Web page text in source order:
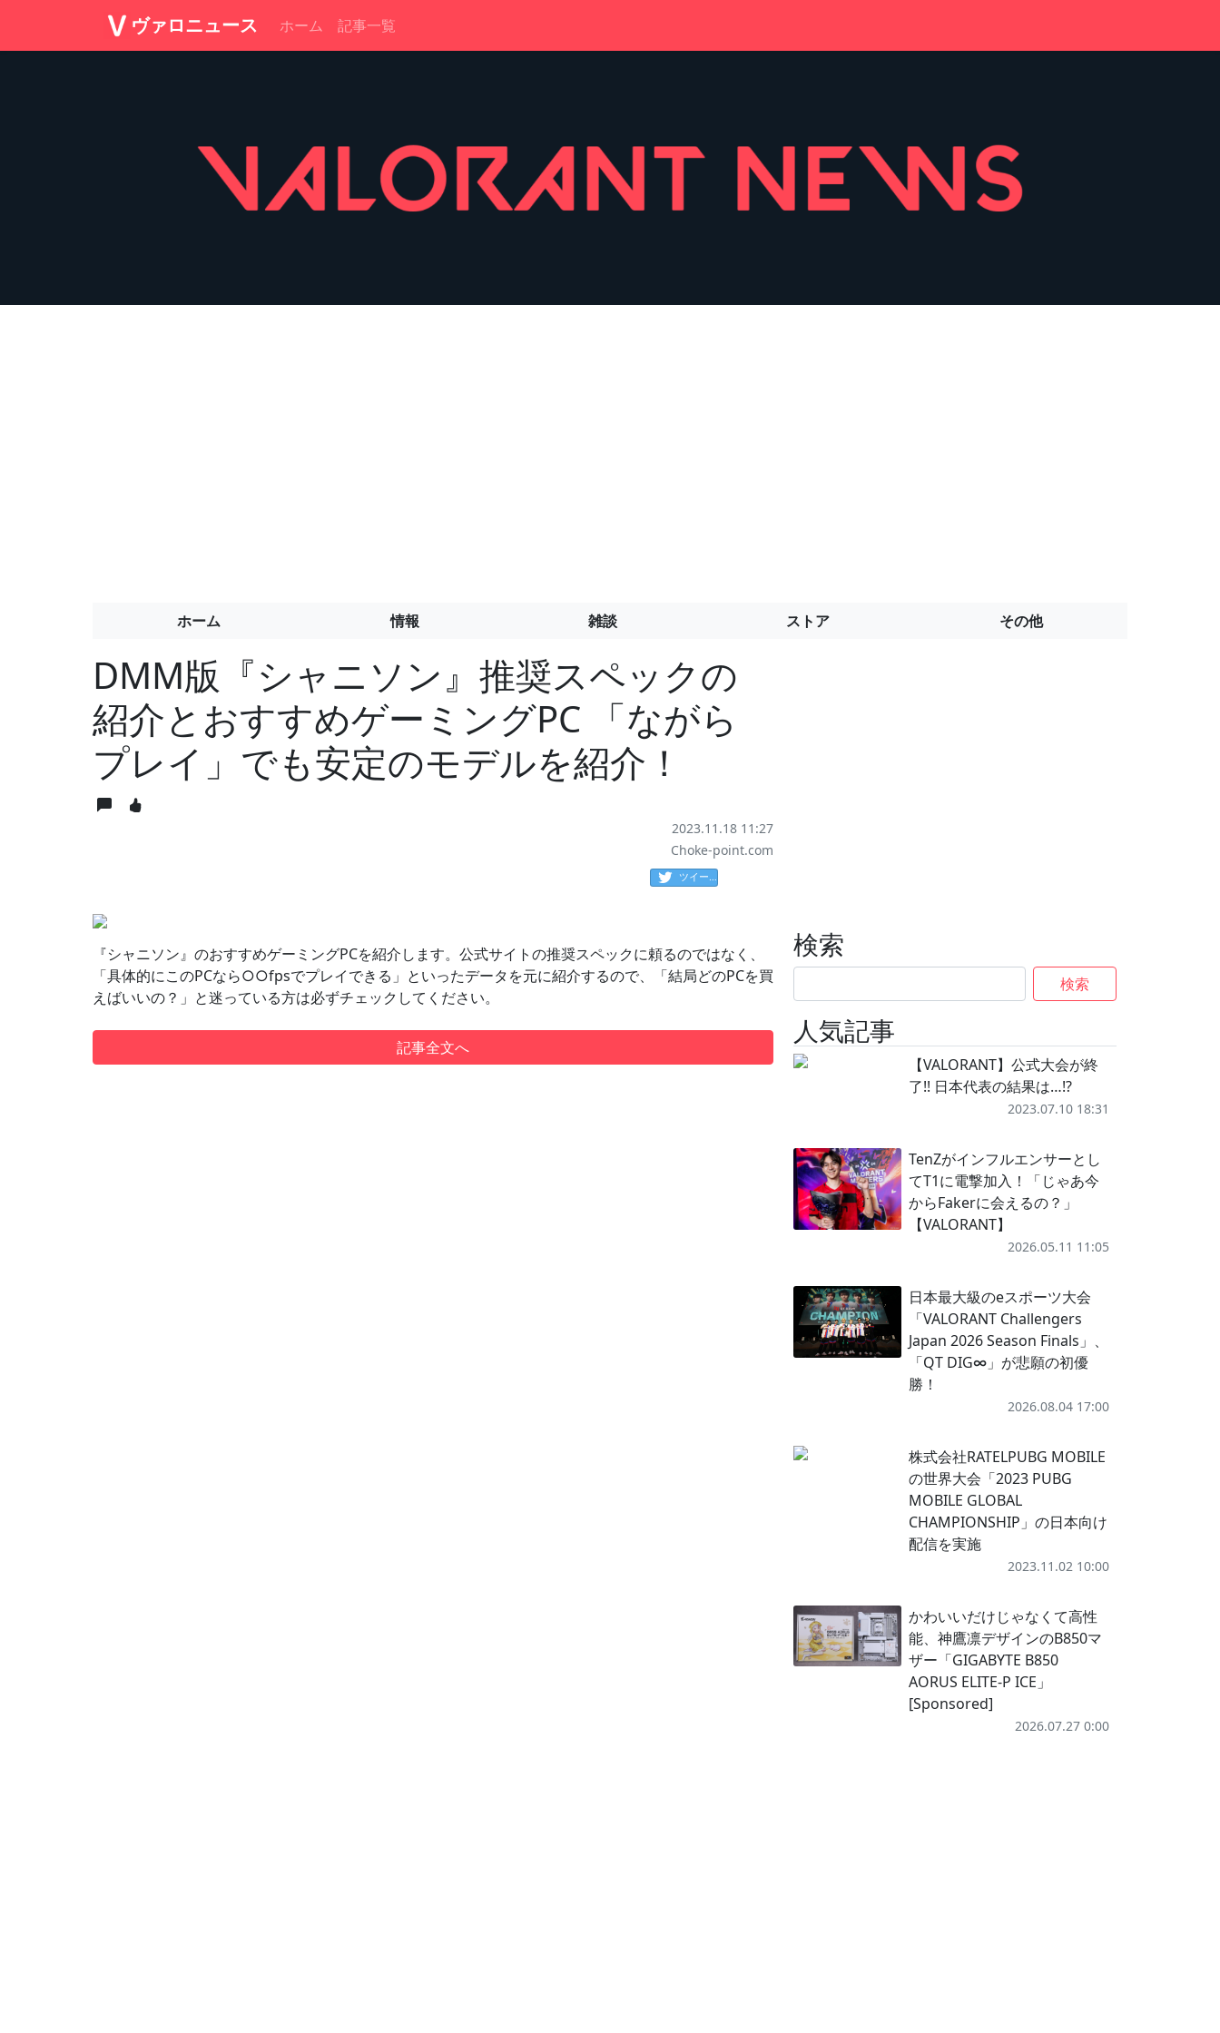
ヴァロニュース ホーム 記事一覧
ホーム 情報 雑談 ストア その他
DMM版『シャニソン』推奨スペックの
紹介とおすすめゲーミングPC 「ながら
プレイ」でも安定のモデルを紹介！
2023.11.18 11:27
Choke-point.com
ツイート
『シャニソン』のおすすめゲーミングPCを紹介します。公式サイトの推奨スペックに頼るのではなく、
「具体的にこのPCなら○○fpsでプレイできる」といったデータを元に紹介するので、「結局どのPCを買
えばいいの？」と迷っている方は必ずチェックしてください。
記事全文へ
検索
検索
人気記事
【VALORANT】公式大会が終
了!! 日本代表の結果は…!?
2023.07.10 18:31
TenZがインフルエンサーとし
てT1に電撃加入！「じゃあ今
からFakerに会えるの？」
【VALORANT】
2026.05.11 11:05
日本最大級のeスポーツ大会
「VALORANT Challengers
Japan 2026 Season Finals」、
「QT DIG∞」が悲願の初優
勝！
2026.08.04 17:00
株式会社RATELPUBG MOBILE
の世界大会「2023 PUBG
MOBILE GLOBAL
CHAMPIONSHIP」の日本向け
配信を実施
2023.11.02 10:00
かわいいだけじゃなくて高性
能、神鷹凛デザインのB850マ
ザー「GIGABYTE B850
AORUS ELITE-P ICE」
[Sponsored]
2026.07.27 0:00